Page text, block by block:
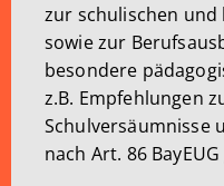
zur schulischen
sowie zur
besondere
z.B. Empfehlungen
Schulversäumnisse
nach Art. 86